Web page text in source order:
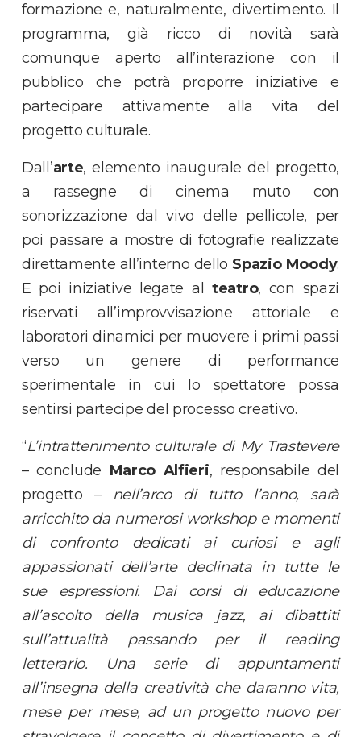
formazione e, naturalmente, divertimento. Il
programma, già ricco di novità sarà
comunque aperto all’interazione con il
pubblico che potrà proporre iniziative e
partecipare attivamente alla vita del
progetto culturale.
Dall’arte, elemento inaugurale del progetto,
a rassegne di cinema muto con
sonorizzazione dal vivo delle pellicole, per
poi passare a mostre di fotografie realizzate
direttamente all’interno dello Spazio Moody.
E poi iniziative legate alteatro, con spazi
riservati all’improvvisazione attoriale e
laboratori dinamici per muovere i primi passi
verso un genere di performance
sperimentale in cui lo spettatore possa
sentirsi partecipe del processo creativo.
“L’intrattenimento culturale di My Trastevere
– conclude Marco Alfieri, responsabile del
progetto –
nell’arco di tutto l’anno, sarà
arricchito da numerosi workshop e momenti
di confronto dedicati ai curiosi e agli
appassionati dell’arte declinata in tutte le
sue espressioni. Dai corsi di educazione
all’ascolto della musica jazz, ai dibattiti
sull’attualità passando per il reading
letterario. Una serie di appuntamenti
all’insegna della creatività che daranno vita,
mese per mese, ad un progetto nuovo per